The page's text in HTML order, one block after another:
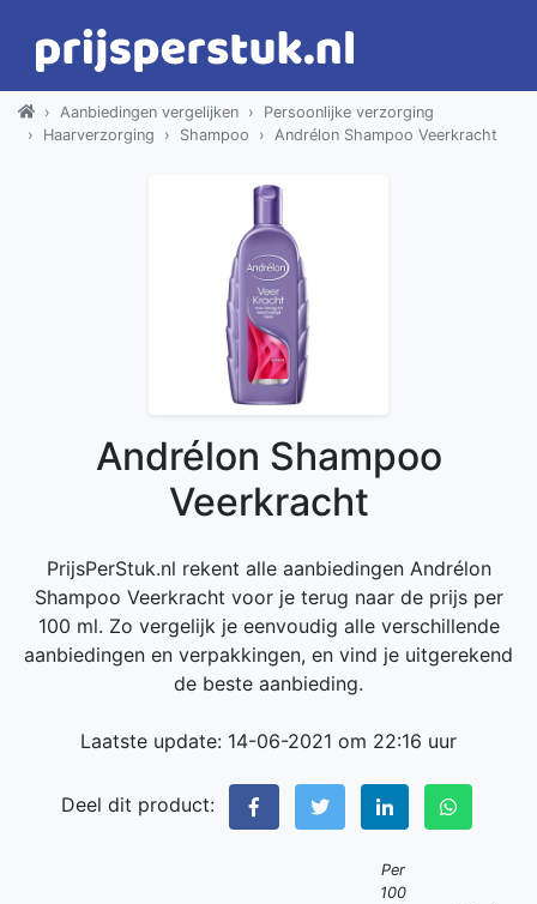
Aanbiedingen vergelijken
Persoonlijke verzorging
Haarverzorging
Shampoo Andrélon Shampoo Veerkracht
Andrélon Shampoo
Veerkracht
PrijsPerStuk.nl rekent alle aanbiedingen Andrélon
Shampoo Veerkracht voor je terug naar de prijs per
100 ml. Zo vergelijk je eenvoudig alle verschillende
aanbiedingen en verpakkingen, en vind je uitgerekend
de beste aanbieding.
Laatste update: 14-06-2021 om 22:16 uur
Deel dit product:
Per
100